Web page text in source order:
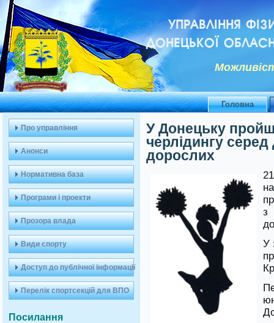
УПРАВЛІННЯ
ДОНЕЦЬКОЇ
Головна
Про управління
Анонси
Нормативна база
Програми і проекти
Прозора влада
Види спорту
Доступ до публічної інформації
Перелік спортсекцій для ВПО
Посилання
У Донецьку
черлідингу серед
дорослих
з
У